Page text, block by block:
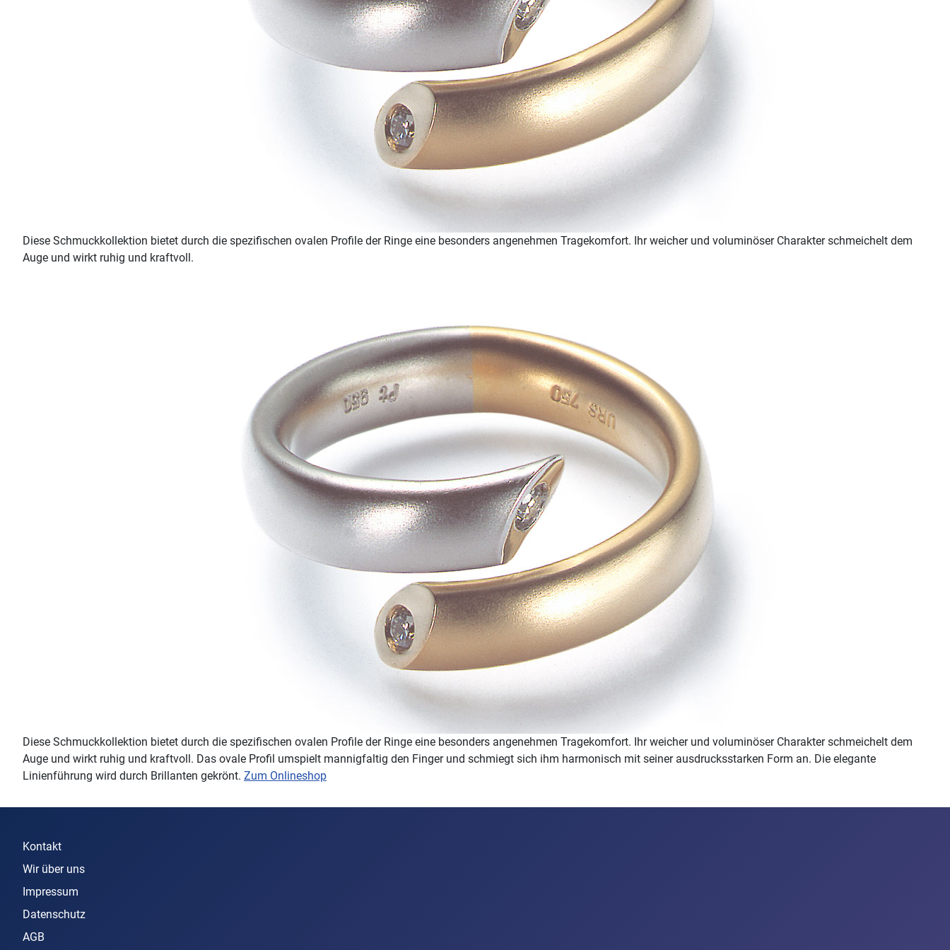
Diese Schmuckkollektion bietet durch die spezifischen ovalen Profile der Ringe eine besonders angenehmen Tragekomfort. Ihr weicher und voluminöser Charakter schmeichelt dem
Auge und wirkt ruhig und kraftvoll.
Diese Schmuckkollektion bietet durch die spezifischen ovalen Profile der Ringe eine besonders angenehmen Tragekomfort. Ihr weicher und voluminöser Charakter schmeichelt dem
Auge und wirkt ruhig und kraftvoll. Das ovale Profil umspielt mannigfaltig den Finger und schmiegt sich ihm harmonisch mit seiner ausdrucksstarken Form an. Die elegante
Linienführung wird durch Brillanten gekrönt. Zum Onlineshop
Kontakt
Wir über uns
Impressum
Datenschutz
AGB